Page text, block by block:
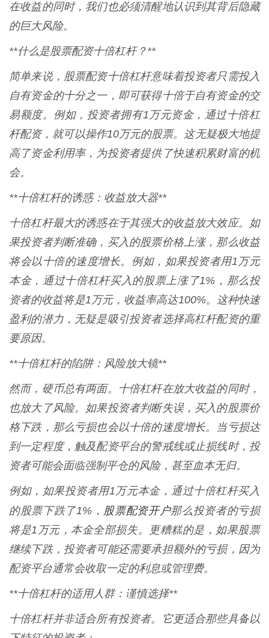
在收益的同时，我们也必须清醒地认识到其背后隐藏
的巨大风险。
**什么是股票配资十倍杠杆？**
简单来说，股票配资十倍杠杆意味着投资者只需投入
自有资金的十分之一，即可获得十倍于自有资金的交
易额度。例如，投资者拥有1万元资金，通过十倍杠
杆配资，就可以操作10万元的股票。这无疑极大地提
高了资金利用率，为投资者提供了快速积累财富的机
会。
**十倍杠杆的诱惑：收益放大器**
十倍杠杆最大的诱惑在于其强大的收益放大效应。如
果投资者判断准确，买入的股票价格上涨，那么收益
将会以十倍的速度增长。例如，如果投资者用1万元
本金，通过十倍杠杆买入的股票上涨了1%，那么投
资者的收益将是1万元，收益率高达100%。这种快速
盈利的潜力，无疑是吸引投资者选择高杠杆配资的重
要原因。
**十倍杠杆的陷阱：风险放大镜**
然而，硬币总有两面。十倍杠杆在放大收益的同时，
也放大了风险。如果投资者判断失误，买入的股票价
格下跌，那么亏损也会以十倍的速度增长。当亏损达
到一定程度，触及配资平台的警戒线或止损线时，投
资者可能会面临强制平仓的风险，甚至血本无归。
例如，如果投资者用1万元本金，通过十倍杠杆买入
的股票下跌了1%， 股票配资开户那么投资者的亏损
将是1万元，本金全部损失。更糟糕的是，如果股票
继续下跌，投资者可能还需要承担额外的亏损，因为
配资平台通常会收取一定的利息或管理费。
**十倍杠杆的适用人群：谨慎选择**
十倍杠杆并非适合所有投资者。它更适合那些具备以